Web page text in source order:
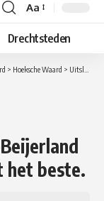
Lettergrootte
aanpassen
Aa
Drechtsteden
> Hoeksche Waard > Uitslag poll: Tijdelijke burgemeesters voor Oud-Beijerland en Strijen tot de fusie lijkt het beste.
het beste.